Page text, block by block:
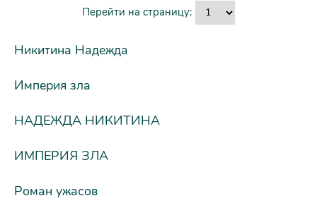
Перейти на страницу:
Никитина Надежда
Империя зла
НАДЕЖДА НИКИТИНА
ИМПЕРИЯ ЗЛА
Роман ужасов